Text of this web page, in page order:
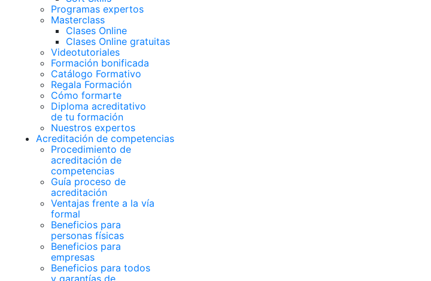
Programas expertos
Masterclass
Clases Online
Clases Online gratuitas
Videotutoriales
Formación bonificada
Catálogo Formativo
Regala Formación
Cómo formarte
Diploma acreditativo
de tu formación
Nuestros expertos
Acreditación de competencias
Procedimiento de
acreditación de
competencias
Guía proceso de
acreditación
Ventajas frente a la vía
formal
Beneficios para
personas físicas
Beneficios para
empresas
Beneficios para todos
y garantías de